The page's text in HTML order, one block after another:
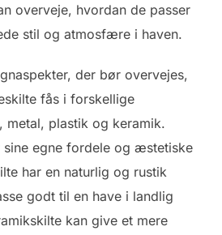
overveje, hvordan de passer
stil og atmosfære i haven.
der bør overvejes,
fås i forskellige
metal, plastik og keramik.
sine egne fordele og æstetiske
har en naturlig og rustik
godt til en have i landlig
kan give et mere